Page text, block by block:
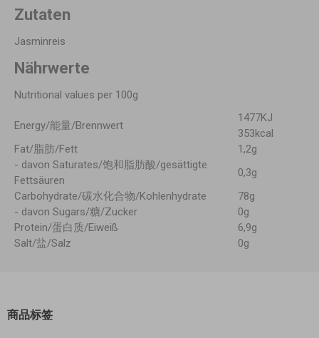
Zutaten
Jasminreis
Nährwerte
Nutritional values per 100g
Energy/能量/Brennwert
1477KJ
353kcal
Fat/脂肪/Fett
1,2g
- davon Saturates/饱和脂肪酸/gesättigte
Fettsäuren
0,3g
Carbohydrate/碳水化合物/Kohlenhydrate
78g
- davon Sugars/糖/Zucker
0g
Protein/蛋白质/Eiweiß
6,9g
Salt/盐/Salz
0g
商品标签